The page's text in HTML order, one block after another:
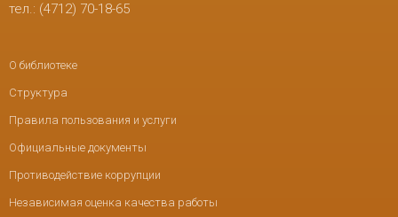
тел.: (4712) 70-18-65
О библиотеке
Структура
Правила пользования и услуги
Официальные документы
Противодействие коррупции
Независимая оценка качества работы